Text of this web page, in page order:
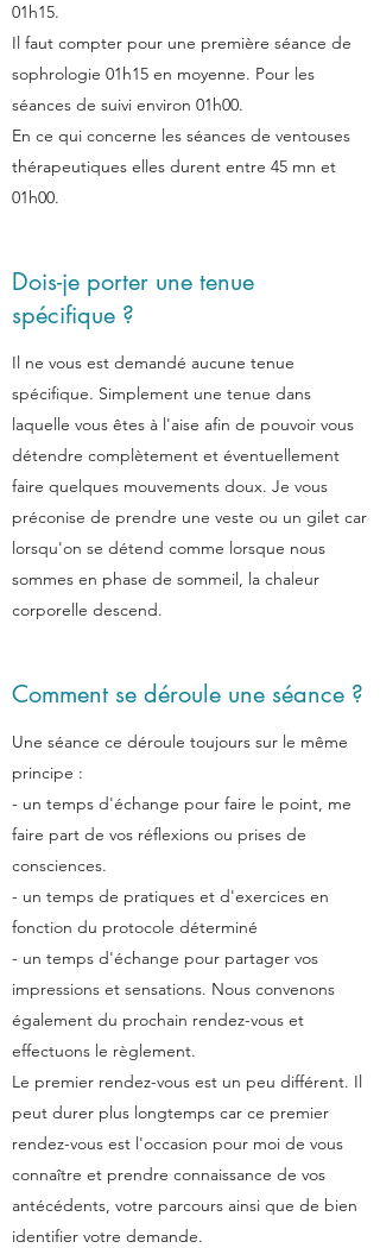
01h15.
Il faut compter pour une première séance de
sophrologie 01h15 en moyenne. Pour les
séances de suivi environ 01h00.
En ce qui concerne les séances de ventouses
thérapeutiques elles durent entre 45 mn et
01h00.
Dois-je porter une tenue
spécifique ?
Il ne vous est demandé aucune tenue
spécifique. Simplement une tenue dans
laquelle vous êtes à l'aise afin de pouvoir vous
détendre complètement et éventuellement
faire quelques mouvements doux. Je vous
préconise de prendre une veste ou un gilet car
lorsqu'on se détend comme lorsque nous
sommes en phase de sommeil, la chaleur
corporelle descend.
Comment se déroule une séance ?
Une séance ce déroule toujours sur le même
principe :
- un temps d'échange pour faire le point, me
faire part de vos réflexions ou prises de
consciences.
- un temps de pratiques et d'exercices en
fonction du protocole déterminé
- un temps d'échange pour partager vos
impressions et sensations. Nous convenons
également du prochain rendez-vous et
effectuons le règlement.
Le premier rendez-vous est un peu différent. Il
peut durer plus longtemps car ce premier
rendez-vous est l'occasion pour moi de vous
connaître et prendre connaissance de vos
antécédents, votre parcours ainsi que de bien
identifier votre demande.